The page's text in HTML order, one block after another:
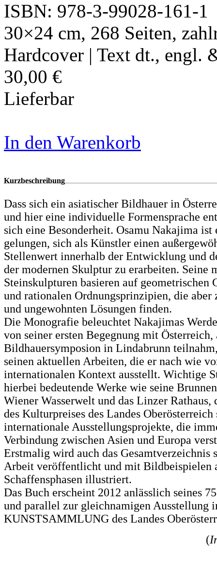
ISBN: 978-3-99028-161-1
30×24 cm, 268 Seiten,
Hardcover | Text dt., engl.
30,00 €
Lieferbar
In den Warenkorb
Kurzbeschreibung
Dass sich ein asiatischer Bildhauer in
und hier eine individuelle Formensprache
sich eine Besonderheit. Osamu Nakajima ist
gelungen, sich als Künstler einen
Stellenwert innerhalb der Entwicklung und
der modernen Skulptur zu erarbeiten. Seine
Steinskulpturen basieren auf geometrischen
und rationalen Ordnungsprinzipien, die aber
und ungewohnten Lösungen finden.
Die Monografie beleuchtet Nakajimas
von seiner ersten Begegnung mit Österreich,
Bildhauersymposion in Lindabrunn
seinen aktuellen Arbeiten, die er nach wie
internationalen Kontext ausstellt. Wichtige
hierbei bedeutende Werke wie seine
Wiener Wasserwelt und das Linzer Rathaus,
des Kulturpreises des Landes Oberösterreich
internationale Ausstellungsprojekte, die
Verbindung zwischen Asien und Europa
Erstmalig wird auch das Gesamtverzeichnis
Arbeit veröffentlicht und mit Bildbeispielen
Schaffensphasen illustriert.
Das Buch erscheint 2012 anlässlich seines
und parallel zur gleichnamigen Ausstellung
KUNSTSAMMLUNG des Landes
(